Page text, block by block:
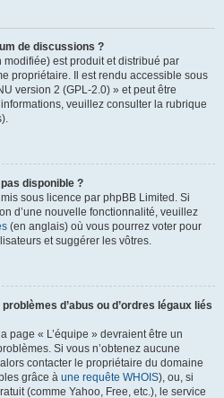
de discussions ?
est produit et distribué par
propriétaire. Il est rendu accessible sous
version 2 (GPL-2.0) » et peut être
veuillez consulter la rubrique
disponible ?
sous licence par phpBB Limited. Si
d’une nouvelle fonctionnalité, veuillez
(en anglais) où vous pourrez voter pour
et suggérer les vôtres.
d’abus ou d’ordres légaux liés
page « L’équipe » devraient être un
Si vous n’obtenez aucune
contacter le propriétaire du domaine
grâce à une requête WHOIS), ou, si
(comme Yahoo, Free, etc.), le service